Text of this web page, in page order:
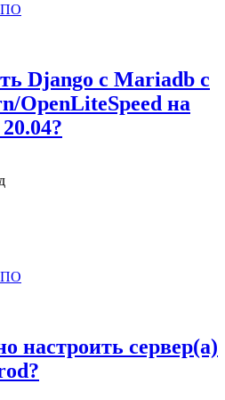
ПО
Django с Mariadb с
OpenLiteSpeed на
ПО
настроить сервер(а)